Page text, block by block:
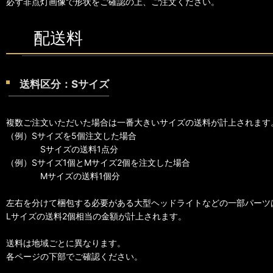
配送料
送料区分：Sサイズ
複数ご注文いただいた場合は一番大きいサイズの送料が計上されます
（例）Sサイズを5個注文した場合
Sサイズの送料1点分
（例）Sサイズ1個とMサイズ2個を注文した場合
Mサイズの送料1個分
左右を分けて梱包する必要がある大型ヘッドライトなどの一部パーツ
Lサイズの送料2個相当の金額が計上されます。
送料は地域ごとに異なります。
各ページの下部でご確認ください。